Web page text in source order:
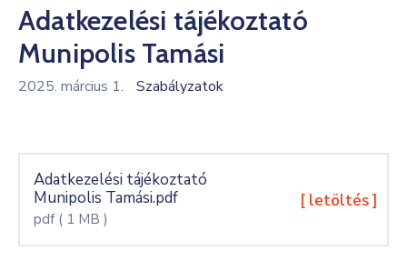
Kultúra
Keresés
Adatkezelési tájékoztató
Munipolis Tamási
2025. március 1. Szabályzatok
Adatkezelési tájékoztató
Munipolis Tamási.pdf
pdf ( 1 MB )
[ letöltés ]